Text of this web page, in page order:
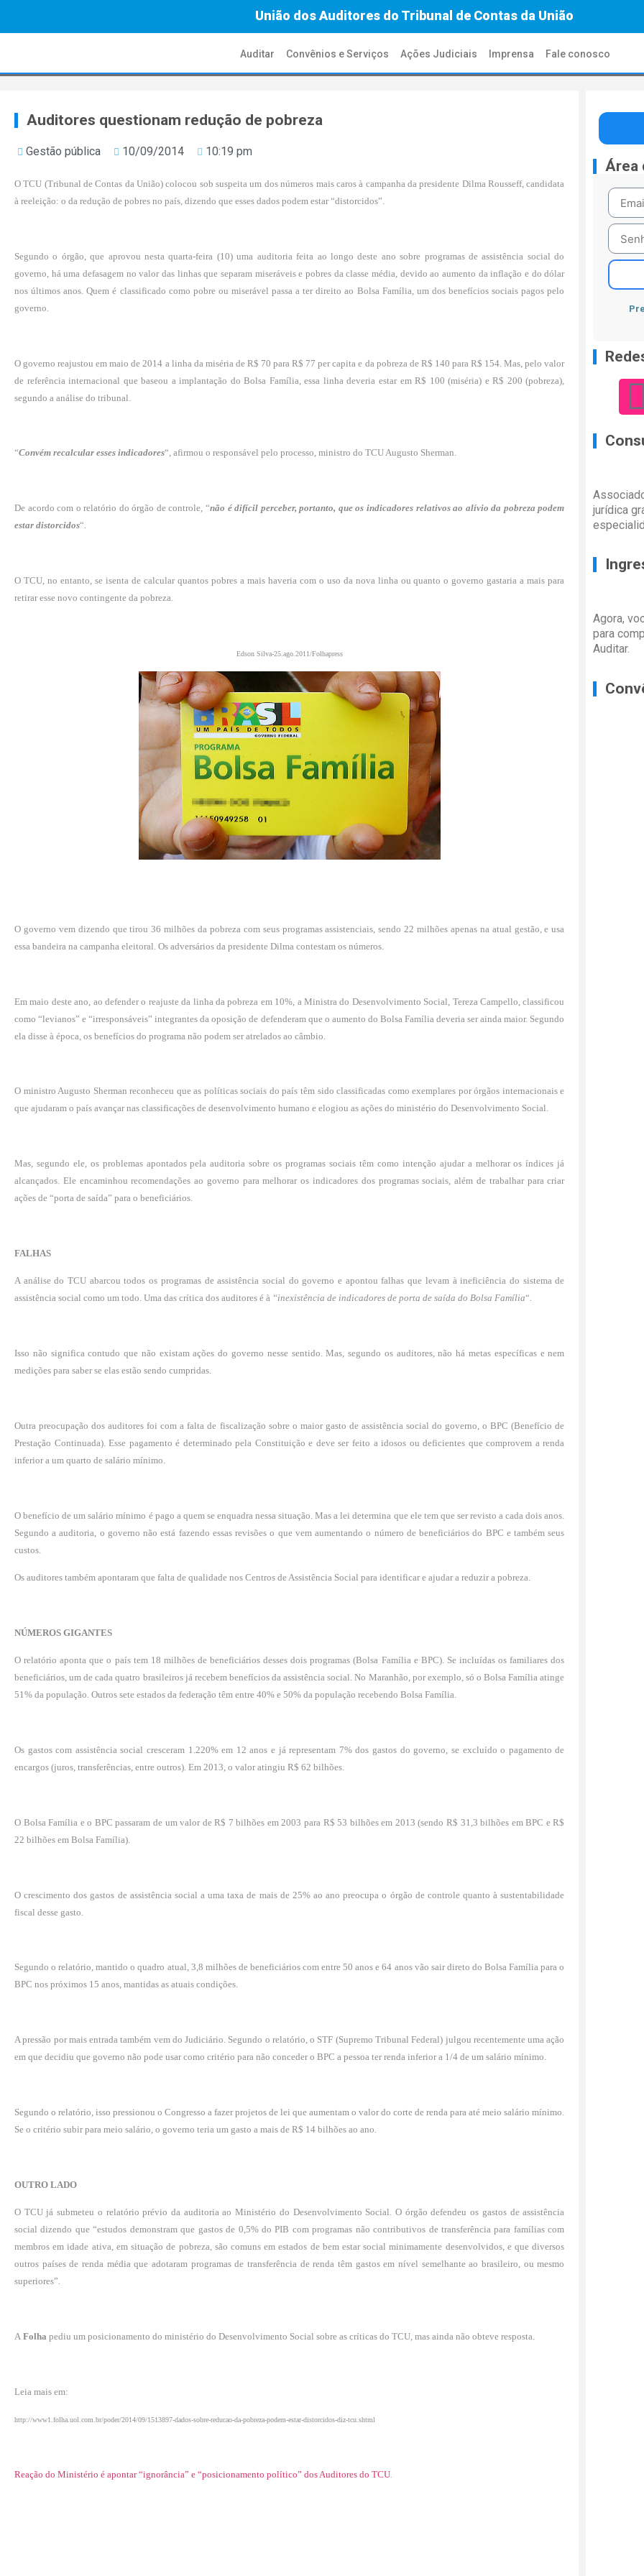
União dos Auditores do Tribunal de Contas da União
Auditar Convênios e Serviços Ações Judiciais Imprensa Fale conosco
Auditores questionam redução de pobreza
Gestão pública 10/09/2014 10:19 pm
O TCU (Tribunal de Contas da União) colocou sob suspeita um dos números mais caros à campanha da presidente Dilma Rousseff, candidata
à reeleição: o da redução de pobres no país, dizendo que esses dados podem estar “distorcidos”.
Segundo o órgão, que aprovou nesta quarta-feira (10) uma auditoria feita ao longo deste ano sobre programas de assistência social do
governo, há uma defasagem no valor das linhas que separam miseráveis e pobres da classe média, devido ao aumento da inflação e do dólar
nos últimos anos. Quem é classificado como pobre ou miserável passa a ter direito ao Bolsa Família , um dos benefícios sociais pagos pelo
governo.
O governo reajustou em maio de 2014 a linha da miséria de R$ 70 para R$ 77 per capita e da pobreza de R$ 140 para R$ 154. Mas, pelo valor
de referência internacional que baseou a implantação do Bolsa Família, essa linha deveria estar em R$ 100 (miséria) e R$ 200 (pobreza),
segundo a análise do tribunal.
“Convém recalcular esses indicadores“, afirmou o responsável pelo processo, ministro do TCU Augusto Sherman.
De acordo com o relatório do órgão de controle, “não é difícil perceber, portanto, que os indicadores relativos ao alívio da pobreza podem
estar distorcidos“.
O TCU, no entanto, se isenta de calcular quantos pobres a mais haveria com o uso da nova linha ou quanto o governo gastaria a mais para
retirar esse novo contingente da pobreza.
Edson Silva-25.ago.2011/Folhapress
O governo vem dizendo que tirou 36 milhões da pobreza com seus programas assistenciais, sendo 22 milhões apenas na atual gestão, e usa
essa bandeira na campanha eleitoral. Os adversários da presidente Dilma contestam os números.
Em maio deste ano, ao defender o reajusteda linha da pobreza em 10%, a Ministra do Desenvolvimento Social, Tereza Campello, classificou
como “levianos” e “irresponsáveis” integrantes da oposição de defenderam que o aumento do Bolsa Família deveria ser ainda maior. Segundo
ela disse à época, os benefícios do programa não podem ser atrelados ao câmbio.
O ministro Augusto Sherman reconheceu que as políticas sociais do país têm sido classificadas como exemplares por órgãos internacionais e
que ajudaram o país avançar nas classificações de desenvolvimento humano e elogiou as ações do ministério do Desenvolvimento Social.
Mas, segundo ele, os problemas apontados pela auditoria sobre os programas sociais têm como intenção ajudar a melhorar os índices já
alcançados. Ele encaminhou recomendações ao governo para melhorar os indicadores dos programas sociais, além de trabalhar para criar
ações de “porta de saída” para o beneficiários.
FALHAS
A análise do TCU abarcou todos os programas de assistência social do governo e apontou falhas que levam à ineficiência do sistema de
assistência social como um todo. Uma das crítica dos auditores é à “inexistência de indicadores de porta de saída do Bolsa Família“.
Isso não significa contudo que não existam ações do governo nesse sentido. Mas, segundo os auditores, não há metas específicas e nem
medições para saber se elas estão sendo cumpridas.
Outra preocupação dos auditores foi com a falta de fiscalização sobre o maior gasto de assistência social do governo, o BPC (Benefício de
Prestação Continuada). Esse pagamento é determinado pela Constituição e deve ser feito a idosos ou deficientes que comprovem a renda
inferior a um quarto de salário mínimo.
O benefício de um salário mínimo é pago a quem se enquadra nessa situação. Mas a lei determina que ele tem que ser revisto a cada dois anos.
Segundo a auditoria, o governo não está fazendo essas revisões o que vem aumentando o número de beneficiários do BPC e também seus
custos.
Os auditores também apontaram que falta de qualidade nos Centros de Assistência Social para identificar e ajudar a reduzir a pobreza.
NÚMEROS GIGANTES
O relatório aponta que o país tem 18 milhões de beneficiários desses dois programas (Bolsa Família e BPC). Se incluídas os familiares dos
beneficiários, um de cada quatro brasileiros já recebem benefícios da assistência social. No Maranhão, por exemplo, só o Bolsa Família atinge
51% da população. Outros sete estados da federação têm entre 40% e 50% da população recebendo Bolsa Família.
Os gastos com assistência social cresceram 1.220% em 12 anos e já representam 7% dos gastos do governo, se excluído o pagamento de
encargos (juros, transferências, entre outros). Em 2013, o valor atingiu R$ 62 bilhões.
O Bolsa Família e o BPC passaram de um valor de R$ 7 bilhões em 2003 para R$ 53 bilhões em 2013 (sendo R$ 31,3 bilhões em BPC e R$
22 bilhões em Bolsa Família).
O crescimento dos gastos de assistência social a uma taxa de mais de 25% ao ano preocupa o órgão de controle quanto à sustentabilidade
fiscal desse gasto.
Segundo o relatório, mantido o quadro atual, 3,8 milhões de beneficiários com entre 50 anos e 64 anos vão sair direto do Bolsa Família para o
BPC nos próximos 15 anos, mantidas as atuais condições.
A pressão por mais entrada também vem do Judiciário. Segundo o relatório, o STF (Supremo Tribunal Federal) julgou recentemente uma ação
em que decidiu que governo não pode usar como critério para não conceder o BPC a pessoa ter renda inferior a 1/4 de um salário mínimo.
Segundo o relatório, isso pressionou o Congresso a fazer projetos de lei que aumentam o valor do corte de renda para até meio salário mínimo.
Se o critério subir para meio salário, o governo teria um gasto a mais de R$ 14 bilhões ao ano.
OUTRO LADO
O TCU já submeteu o relatório prévio da auditoria ao Ministério do Desenvolvimento Social. O órgão defendeu os gastos de assistência
social dizendo que “estudos demonstram que gastos de 0,5% do PIB com programas não contributivos de transferência para famílias com
membros em idade ativa, em situação de pobreza, são comuns em estados de bem estar social minimamente desenvolvidos, e que diversos
outros países de renda média que adotaram programas de transferência de renda têm gastos em nível semelhante ao brasileiro, ou mesmo
superiores”.
A Folha pediu um posicionamento do ministério do Desenvolvimento Social sobre as críticas do TCU, mas ainda não obteve resposta.
Leia mais em:
http://www1.folha.uol.com.br/poder/2014/09/1513897-dados-sobre-reducao-da-pobreza-podem-estar-distorcidos-diz-tcu.shtml
Reação do Ministério é apontar “ignorância” e “posicionamento político” dos Auditores do TCU
Área
jurídica
Agora,
para
Auditar.